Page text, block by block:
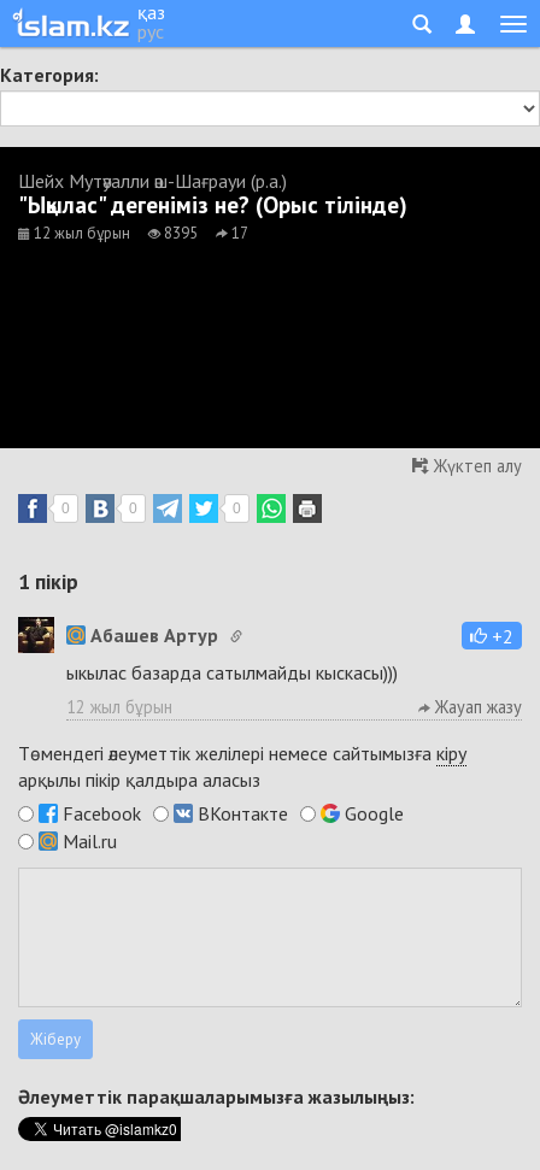
қаз
рус
Категория:
Шейх Мутәуалли әш-Шағрауи (р.а.)
"Ықылас" дегеніміз не? (Орыс тілінде)
12 жыл бұрын 8395 17
Жүктеп алу
0 0 0
1 пікір
Абашев Артур
+2
ыкылас базарда сатылмайды кыскасы)))
12 жыл бұрын Жауап жазу
Төмендегі әлеуметтік желілері немесе сайтымызға кіру
арқылы пікір қалдыра аласыз
Facebook
ВКонтакте
Google
Mail.ru
Әлеуметтік парақшаларымызға жазылыңыз: